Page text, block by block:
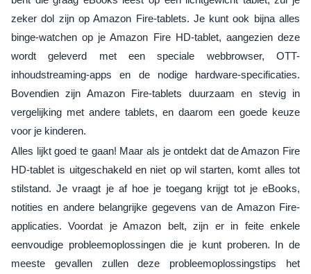
zeker dol zijn op Amazon Fire-tablets. Je kunt ook bijna alles
binge-watchen op je Amazon Fire HD-tablet, aangezien deze
wordt geleverd met een speciale webbrowser, OTT-
inhoudstreaming-apps en de nodige hardware-specificaties.
Bovendien zijn Amazon Fire-tablets duurzaam en stevig in
vergelijking met andere tablets, en daarom een goede keuze
voor je kinderen.
Alles lijkt goed te gaan! Maar als je ontdekt dat de Amazon Fire
HD-tablet is uitgeschakeld en niet op wil starten, komt alles tot
stilstand. Je vraagt je af hoe je toegang krijgt tot je eBooks,
notities en andere belangrijke gegevens van de Amazon Fire-
applicaties. Voordat je Amazon belt, zijn er in feite enkele
eenvoudige probleemoplossingen die je kunt proberen. In de
meeste gevallen zullen deze probleemoplossingstips het